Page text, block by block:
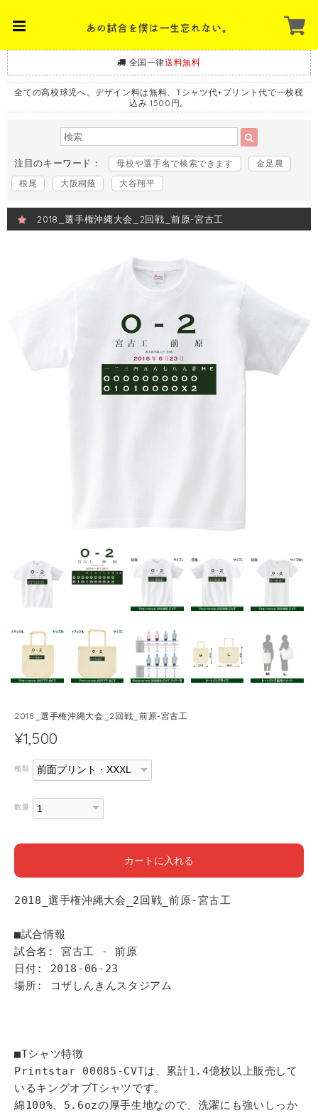
全国一律送料無料
全ての高校球児へ。デザイン料は無料、Tシャツ代+プリント代で一枚税
込み 1500円。
注目のキーワード： 母校や選手名で検索できます
金足農
根尾
大阪桐蔭 大谷翔平
2018_選手権沖縄大会_2回戦_前原-宮古工
2018_選手権沖縄大会_2回戦_前原-宮古工
¥1,500
種類
数量
カートに入れる
2018_選手権沖縄大会_2回戦_前原-宮古工
■試合情報
試合名: 宮古工 - 前原
日付: 2018-06-23
場所: コザしんきんスタジアム
■Tシャツ特徴
Printstar 00085-CVTは、累計1.4億枚以上販売して
いるキングオブTシャツです。
綿100%、5.6ozの厚手生地なので、洗濯にも強いしっか